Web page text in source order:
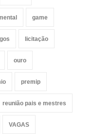
game
licitação
ouro
premip
reunião pais e mestres
VAGAS